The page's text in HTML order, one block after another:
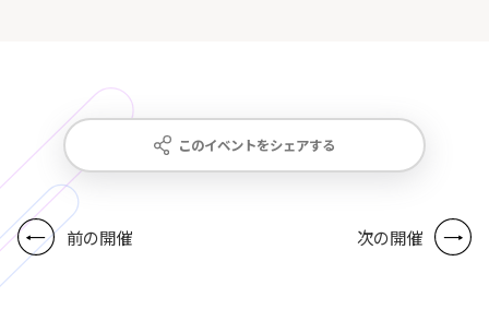
このイベントをシェアする
前の開催 次の開催